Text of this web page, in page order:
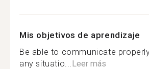
Mis objetivos de aprendizaje
Be able to communicate
any situatio... Leer más